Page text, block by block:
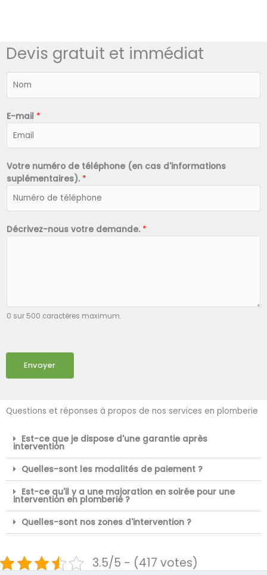
Devis gratuit et immédiat
*
E-mail *
Votre numéro de téléphone (en cas d'informations
suplémentaires). *
Décrivez-nous votre demande. *
0 sur 500 caractères maximum.
Envoyer
Questions et réponses à propos de nos services en plomberie
Est-ce que je dispose d'une garantie après
intervention
Quelles-sont les modalités de paiement ?
Est-ce qu'il y a une majoration en soirée pour une
intervention en plomberie ?
Quelles-sont nos zones d'intervention ?
3.5/5 - (417 votes)